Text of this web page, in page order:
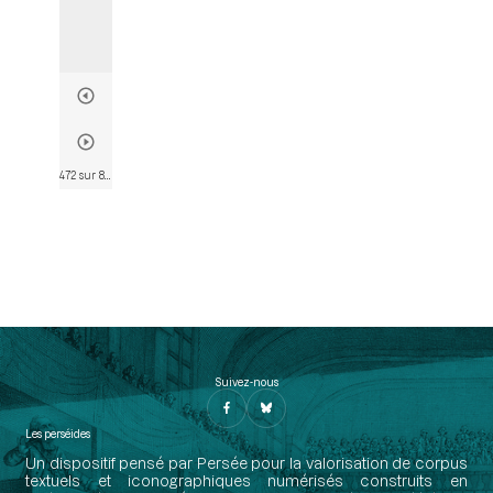
Suivez-nous
Les perséides
Un dispositif pensé par Persée pour la valorisation de corpus
textuels et iconographiques numérisés construits en